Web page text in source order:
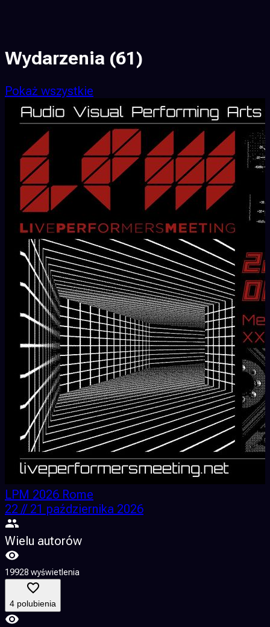
Wydarzenia (61)
Pokaż wszystkie
LPM 2026 Rome
22 // 21 października 2026
Wielu autorów
19928 wyświetlenia
4 polubienia